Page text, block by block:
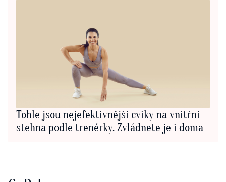
Tohle jsou nejefektivnější cviky na vnitřní
stehna podle trenérky. Zvládnete je i doma